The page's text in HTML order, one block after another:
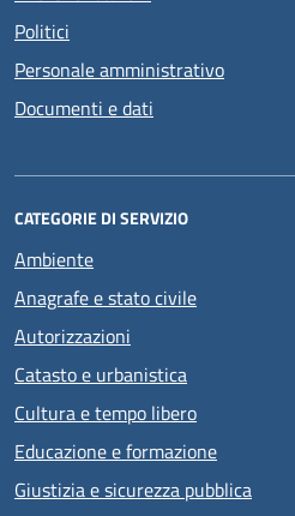
Politici
Personale amministrativo
Documenti e dati
CATEGORIE DI SERVIZIO
Ambiente
Anagrafe e stato civile
Autorizzazioni
Catasto e urbanistica
Cultura e tempo libero
Educazione e formazione
Giustizia e sicurezza pubblica